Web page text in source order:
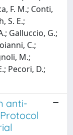
F. M.; Conti,
S. E.;
Galluccio, G.;
C.;
M.;
Pecori, D.;
anti-